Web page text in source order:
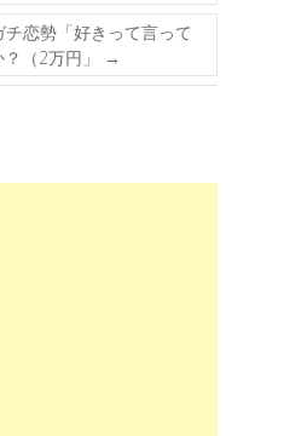
チ恋勢「好きって言って
（2万円」
→